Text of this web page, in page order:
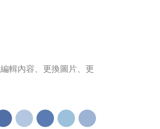
輯內容、更換圖片、更